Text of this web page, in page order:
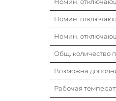
Номин.
Номин.
Номин.
Общ. количество
Возможна
Рабочая